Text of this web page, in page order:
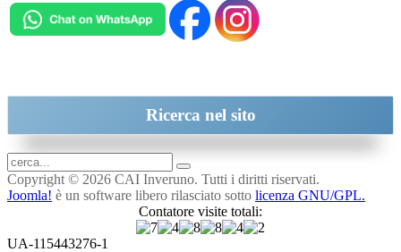
Ricerca nel sito
Copyright © 2026 CAI Inveruno. Tutti i diritti riservati.
Joomla! è un software libero rilasciato sotto licenza GNU/GPL.
Contatore visite totali:
UA-115443276-1